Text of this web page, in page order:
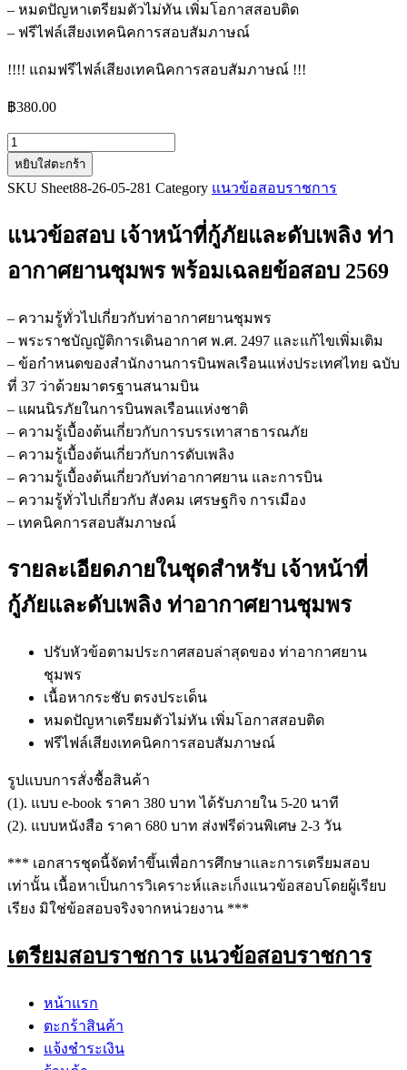
– หมดปัญหาเตรียมตัวไม่ทัน เพิ่มโอกาสสอบติด
– ฟรีไฟล์เสียงเทคนิคการสอบสัมภาษณ์
!!!! แถมฟรีไฟล์เสียงเทคนิคการสอบสัมภาษณ์ !!!
฿380.00
จำนวน
แนว
ข้อสอบ
หน้าที่
และ
เพลิง
ท่า
อากาศยาน
ชุมพร
ชิ้น
หยิบใส่ตะกร้า
SKU Sheet88-26-05-281 Category แนวข้อสอบราชการ
แนวข้อสอบ เจ้าหน้าที่กู้ภัยและดับเพลิง ท่า
อากาศยานชุมพรพร้อมเฉลยข้อสอบ 2569
– ความรู้ทั่วไปเกี่ยวกับท่าอากาศยานชุมพร
– พระราชบัญญัติการเดินอากาศ พ.ศ. 2497 และแก้ไขเพิ่มเติม
– ข้อกำหนดของสำนักงานการบินพลเรือนแห่งประเทศไทย ฉบับ
ที่ 37 ว่าด้วยมาตรฐานสนามบิน
– แผนนิรภัยในการบินพลเรือนแห่งชาติ
– ความรู้เบื้องต้นเกี่ยวกับการบรรเทาสาธารณภัย
– ความรู้เบื้องต้นเกี่ยวกับการดับเพลิง
– ความรู้เบื้องต้นเกี่ยวกับท่าอากาศยาน และการบิน
– ความรู้ทั่วไปเกี่ยวกับ สังคม เศรษฐกิจ การเมือง
– เทคนิคการสอบสัมภาษณ์
รายละเอียดภายในชุดสำหรับ เจ้าหน้าที่
กู้ภัยและดับเพลิง ท่าอากาศยานชุมพร
ปรับหัวข้อตามประกาศสอบล่าสุดของ ท่าอากาศยาน
ชุมพร
เนื้อหากระชับ ตรงประเด็น
หมดปัญหาเตรียมตัวไม่ทัน เพิ่มโอกาสสอบติด
ฟรีไฟล์เสียงเทคนิคการสอบสัมภาษณ์
รูปแบบการสั่งชื้อสินค้า
(1). แบบ e-book ราคา 380 บาท ได้รับภายใน 5-20 นาที
(2). แบบหนังสือ ราคา 680 บาท ส่งฟรีด่วนพิเศษ 2-3 วัน
*** เอกสารชุดนี้จัดทำขึ้นเพื่อการศึกษาและการเตรียมสอบ
เท่านั้น เนื้อหาเป็นการวิเคราะห์และเก็งแนวข้อสอบโดยผู้เรียบ
เรียง มิใช่ข้อสอบจริงจากหน่วยงาน ***
เตรียมสอบราชการ แนวข้อสอบราชการ
หน้าแรก
ตะกร้าสินค้า
แจ้งชำระเงิน